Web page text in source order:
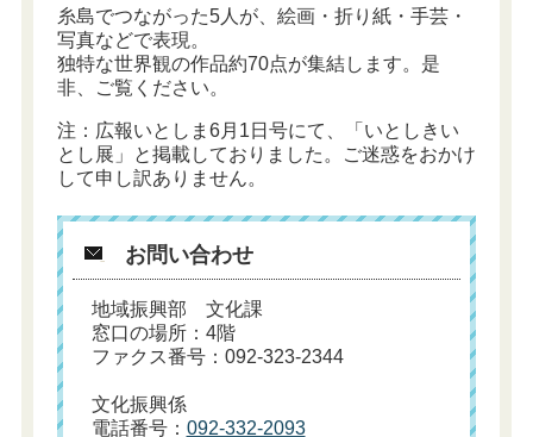
糸島でつながった5人が、絵画・折り紙・手芸・
写真などで表現。
独特な世界観の作品約70点が集結します。是
非、ご覧ください。
注：広報いとしま6月1日号にて、「いとしきい
とし展」と掲載しておりました。ご迷惑をおかけ
して申し訳ありません。
お問い合わせ
地域振興部 文化課
窓口の場所：4階
ファクス番号：092-323-2344
文化振興係
電話番号： 092-332-2093